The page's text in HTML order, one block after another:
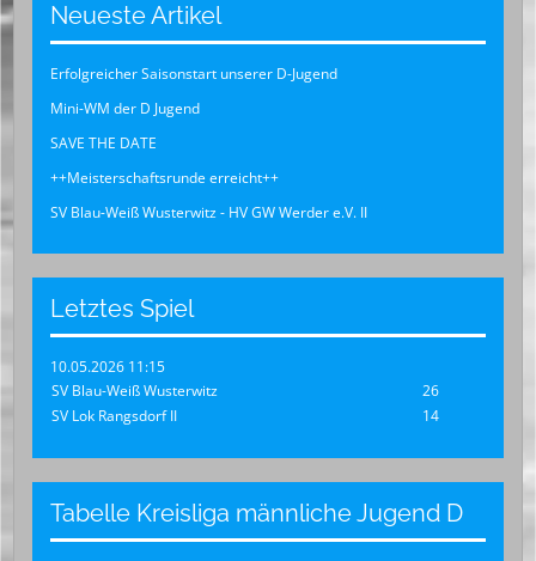
Neueste Artikel
Erfolgreicher Saisonstart unserer D-Jugend
Mini-WM der D Jugend
SAVE THE DATE
++Meisterschaftsrunde erreicht++
SV Blau-Weiß Wusterwitz - HV GW Werder e.V. II
Letztes Spiel
10.05.2026 11:15
SV Blau-Weiß Wusterwitz
26
SV Lok Rangsdorf II
14
Tabelle Kreisliga männliche Jugend D